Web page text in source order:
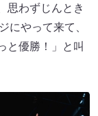
思わずじんとき
にやって来て、
と優勝！」と叫